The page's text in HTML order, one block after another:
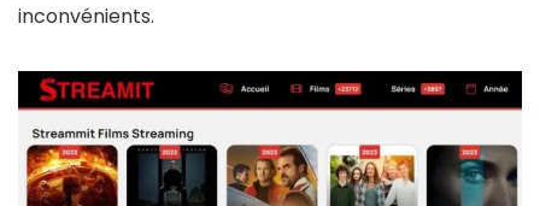
inconvénients.